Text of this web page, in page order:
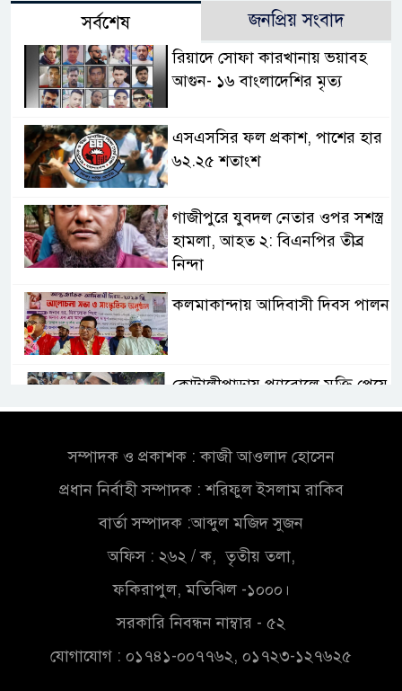
সর্বশেষ জনপ্রিয় সংবাদ
রিয়াদে সোফা কারখানায় ভয়াবহ
আগুন- ১৬ বাংলাদেশির মৃত্য
এসএসসির ফল প্রকাশ, পাশের হার
৬২.২৫ শতাংশ
গাজীপুরে যুবদল নেতার ওপর সশস্ত্র
হামলা, আহত ২: বিএনপির তীব্র
নিন্দা
কলমাকান্দায় আদিবাসী দিবস পালন
কোটালীপাড়ায় প্যারোলে মুক্তি পেয়ে
বাবার জানাজায় আওয়ামী লীগ নেতা
তরুণ নারীরা নেতৃত্বের সুযোগ পেলে
শক্তিশালী হবে দেশের ভবিষ্যৎ
গোপালগঞ্জ জেলা বিটিএসএফের
কমিটি ঘোষণা সভাপতি আফজাল
হোসেন, সাধারণ সম্পাদক শওকত
টাঙ্গাইলের গোপালপুরে মুনের
সম্পাদক ও প্রকাশক : কাজী আওলাদ হোসেন
প্রধান নির্বাহী সম্পাদক : শরিফুল ইসলাম রাকিব
বার্তা সম্পাদক :আব্দুল মজিদ সুজন
অফিস : ২৬২ / ক, তৃতীয় তলা,
ফকিরাপুল, মতিঝিল -১০০০।
সরকারি নিবন্ধন নাম্বার - ৫২
যোগাযোগ : ০১৭৪১-০০৭৭৬২, ০১৭২৩-১২৭৬২৫